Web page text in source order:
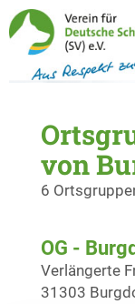
von
6
OG -
Verlängerte
31303